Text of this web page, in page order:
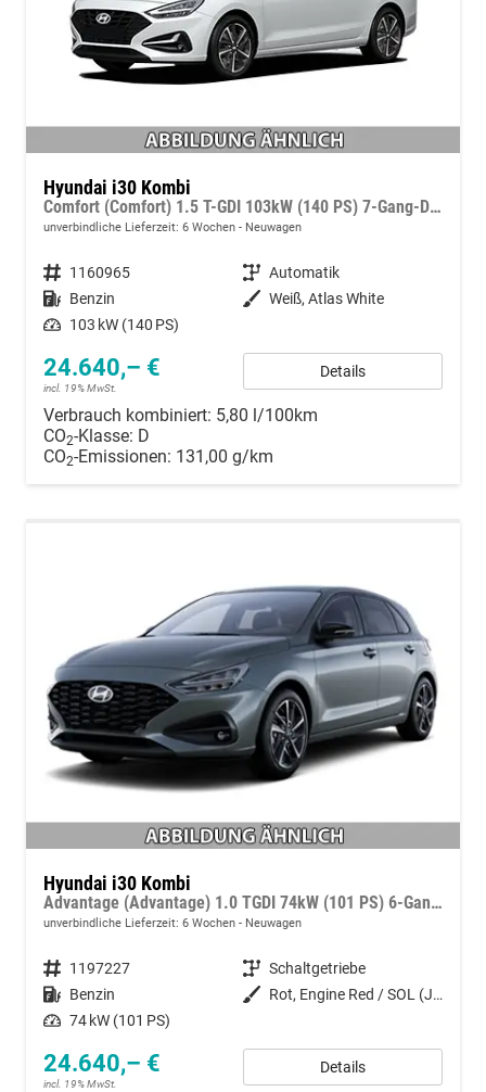
Hyundai i30 Kombi
Comfort (Comfort) 1.5 T-GDI 103kW (140 PS) 7-Gang-DCT
unverbindliche Lieferzeit: 6 Wochen Neuwagen
Fahrzeugnummer 1160965 Getriebe Automatik
Kraftstoff Benzin Außenfarbe Weiß, Atlas White
Leistung 103 kW (140 PS)
24.640,– €
incl. 19% MwSt.
Details
Verbrauch kombiniert: 5,80 l/100km
CO2-Klasse: D
CO2-Emissionen: 131,00 g/km
Hyundai i30 Kombi
Advantage (Advantage) 1.0 TGDI 74kW (101 PS) 6-Gang-Schaltgetriebe
unverbindliche Lieferzeit: 6 Wochen Neuwagen
Fahrzeugnummer 1197227 Getriebe Schaltgetriebe
Kraftstoff Benzin Außenfarbe
Rot, Engine Red / SOL (JHR)
Leistung 74 kW (101 PS)
24.640,– €
incl. 19% MwSt.
Details